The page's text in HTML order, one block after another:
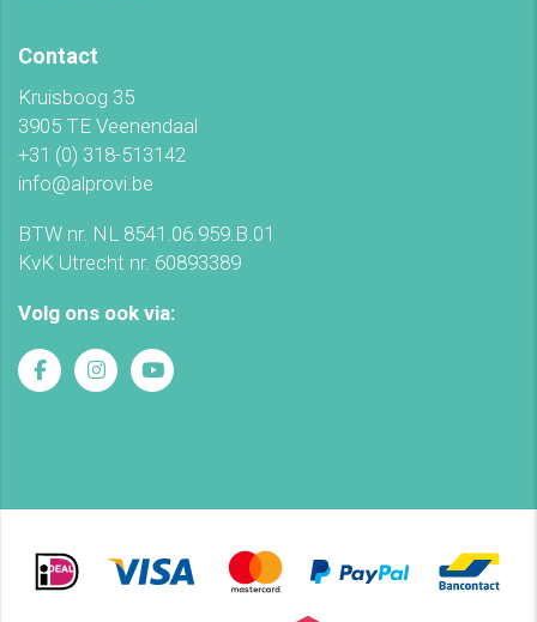
Contact
Kruisboog 35
3905 TE Veenendaal
+31 (0) 318-513142
info@alprovi.be
BTW nr. NL 8541.06.959.B.01
KvK Utrecht nr. 60893389
Volg ons ook via: